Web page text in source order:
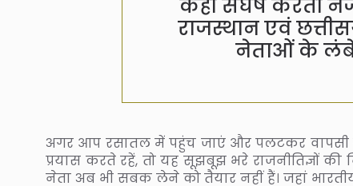
कहीं संघर्ष करती
राजस्थान एवं
नेताओं के लंबे
अगर आप रसातल में पहुंच जाएं और पलटकर वापसी
प्रयास करते रहें, तो यह सूझबूझ भरे राजनीतिज्ञों
नेता अब भी सबक लेने को तैयार नहीं हैं। जहां